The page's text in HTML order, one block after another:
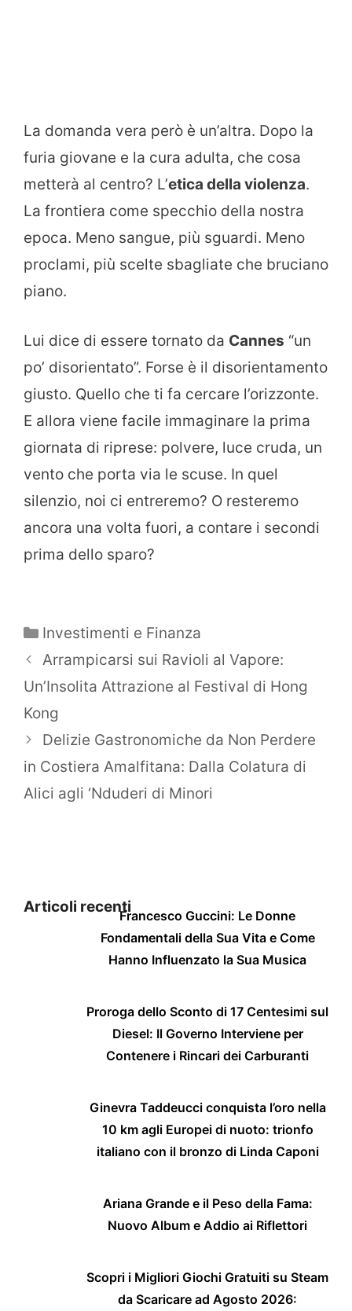
La domanda vera però è un’altra. Dopo la
furia giovane e la cura adulta, che cosa
metterà al centro? L’etica della violenza.
La frontiera come specchio della nostra
epoca. Meno sangue, più sguardi. Meno
proclami, più scelte sbagliate che bruciano
piano.
Lui dice di essere tornato da Cannes “un
po’ disorientato”. Forse è il disorientamento
giusto. Quello che ti fa cercare l’orizzonte.
E allora viene facile immaginare la prima
giornata di riprese: polvere, luce cruda, un
vento che porta via le scuse. In quel
silenzio, noi ci entreremo? O resteremo
ancora una volta fuori, a contare i secondi
prima dello sparo?
Categorie
Investimenti e Finanza
Arrampicarsi sui Ravioli al Vapore:
Un’Insolita Attrazione al Festival di Hong
Kong
Delizie Gastronomiche da Non Perdere
in Costiera Amalfitana: Dalla Colatura di
Alici agli ‘Nduderi di Minori
Articoli recentiFrancesco Guccini: Le Donne
Fondamentali della Sua Vita e Come
Hanno Influenzato la Sua Musica
Proroga dello Sconto di 17 Centesimi sul
Diesel: Il Governo Interviene per
Contenere i Rincari dei Carburanti
Ginevra Taddeucci conquista l’oro nella
10 km agli Europei di nuoto: trionfo
italiano con il bronzo di Linda Caponi
Ariana Grande e il Peso della Fama:
Nuovo Album e Addio ai Riflettori
Scopri i Migliori Giochi Gratuiti su Steam
da Scaricare ad Agosto 2026: